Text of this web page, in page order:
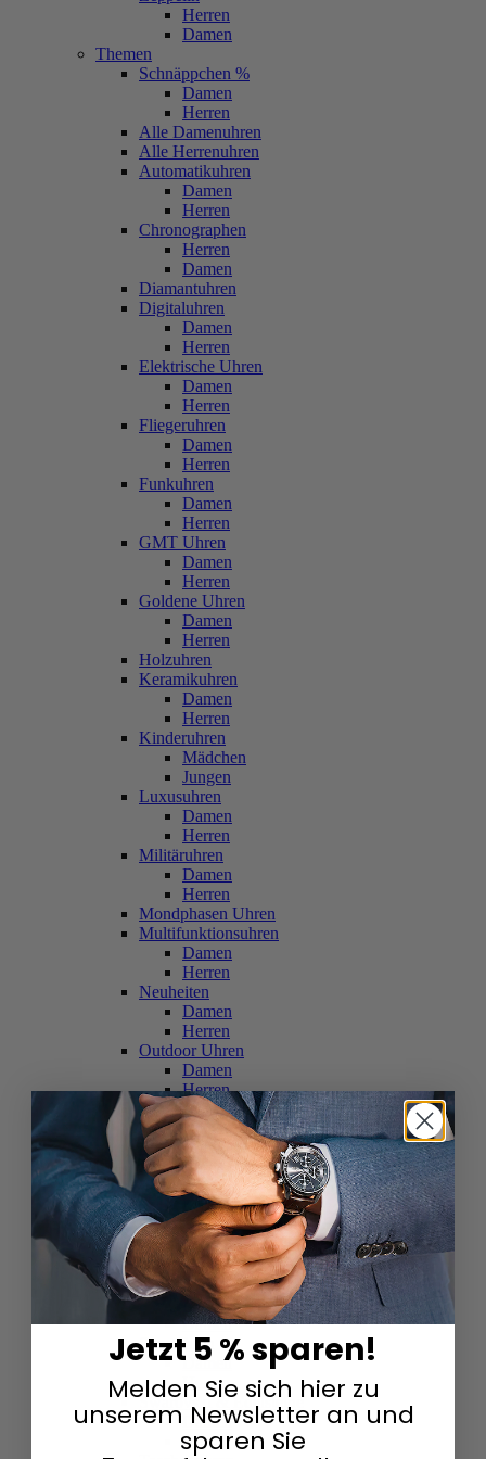
Herren
Damen
Themen
Schnäppchen %
Damen
Herren
Alle Damenuhren
Alle Herrenuhren
Automatikuhren
Damen
Herren
Chronographen
Herren
Damen
Diamantuhren
Digitaluhren
Damen
Herren
Elektrische Uhren
Damen
Herren
Fliegeruhren
Damen
Herren
Funkuhren
Damen
Herren
GMT Uhren
Damen
Herren
Goldene Uhren
Damen
Herren
Holzuhren
Keramikuhren
Damen
Herren
Kinderuhren
Mädchen
Jungen
Luxusuhren
Damen
Herren
Militäruhren
Damen
Herren
Mondphasen Uhren
Multifunktionsuhren
Damen
Herren
Neuheiten
Damen
Herren
Outdoor Uhren
Damen
Herren
Schweizer Uhren
Damen
Herren
Skelettuhren
Damen
Herren
Smartwatches
Damen
Herren
Solaruhren
Herren
Damen
Sportuhren
Damen
Herren
Swarovski & Edelsteine
Damen
Herren
Jetzt 5 % sparen!
Melden Sie sich hier zu
unserem Newsletter an und
sparen Sie